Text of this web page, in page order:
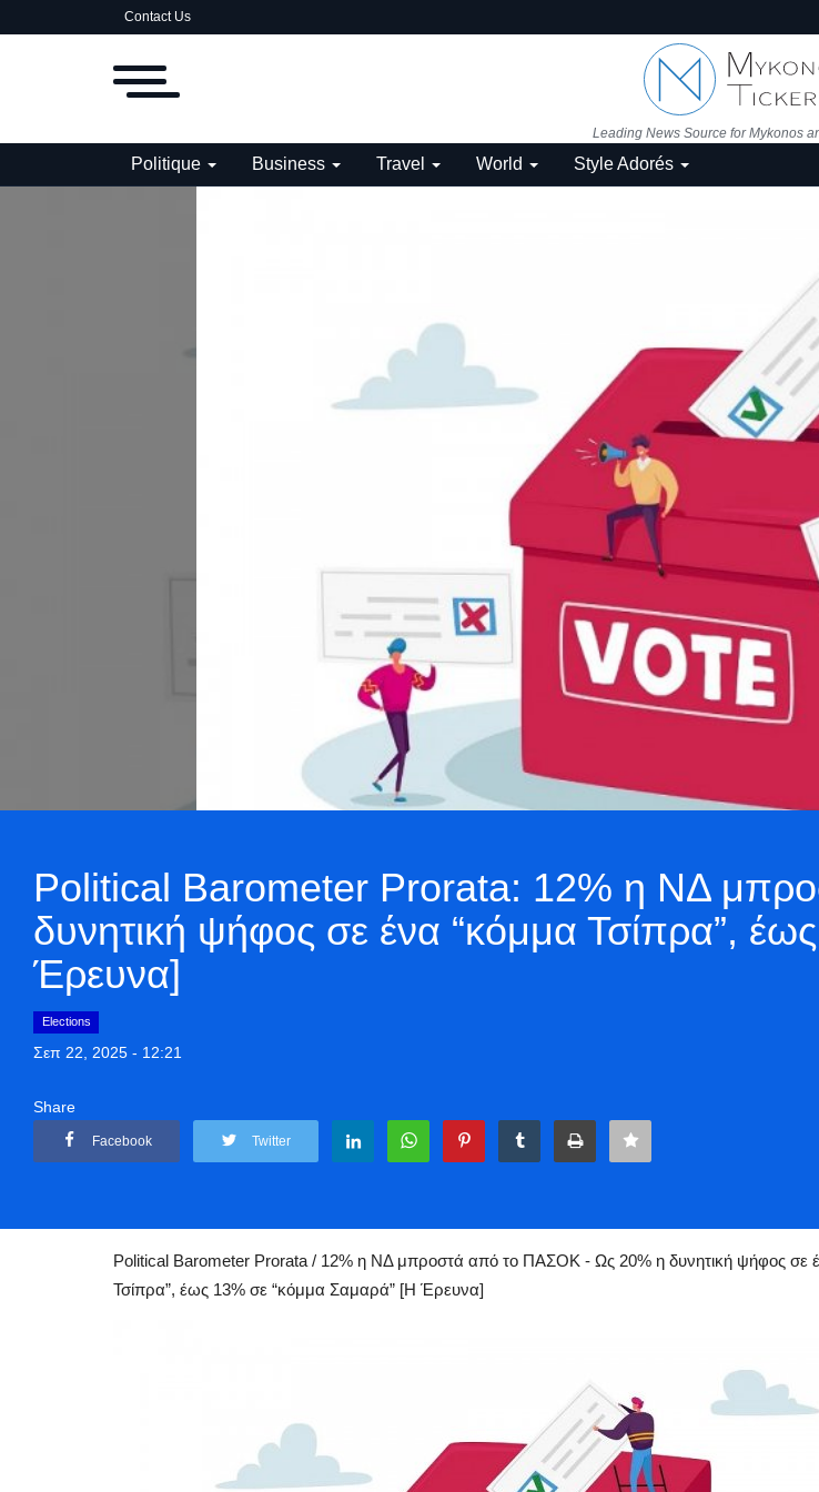
Contact Us
Leading News Source for Mykonos
Politique Business Travel World Style Adorés
Political Barometer Prorata: 12% η ΝΔ
δυνητική ψήφος σε ένα “κόμμα Τσίπρα”,
Έρευνα]
Elections
Σεπ 22, 2025 - 12:21
Share
Facebook Twitter
Political Barometer Prorata / 12% η ΝΔ μπροστά από το ΠΑΣΟΚ - Ως 20% η δυνητική ψήφος σε
Τσίπρα”, έως 13% σε “κόμμα Σαμαρά” [Η Έρευνα]